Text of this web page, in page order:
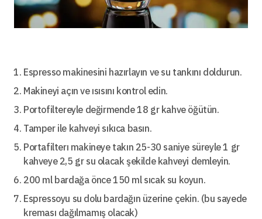
Espresso makinesini hazırlayın ve su tankını doldurun.
Makineyi açın ve ısısını kontrol edin.
Portofiltereyle değirmende 18 gr kahve öğütün.
Tamper ile kahveyi sıkıca basın.
Portafilterı makineye takın 25-30 saniye süreyle 1 gr
kahveye 2,5 gr su olacak şekilde kahveyi demleyin.
200 ml bardağa önce 150 ml sıcak su koyun.
Espressoyu su dolu bardağın üzerine çekin. (bu sayede
kreması dağılmamış olacak)